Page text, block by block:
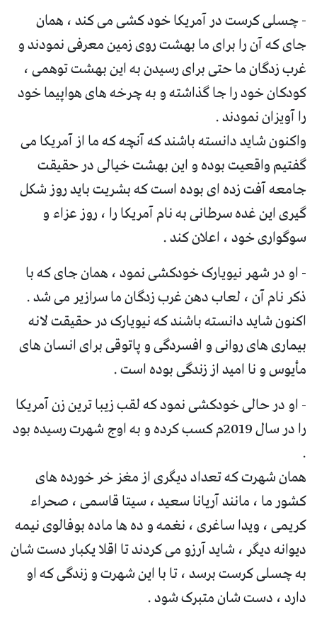
- چسلی کرست در آمریکا خود کشی می کند ، همان
جای که آن را برای ما بهشت روی زمین معرفی نمودند و
غرب زدگان ما حتی برای رسیدن به این بهشت توهمی ،
کودکان خود را جا گذاشته و به چرخه های هواپیما خود
را آویزان نمودند .
واکنون شاید دانسته باشند که آنچه که ما از آمریکا می
گفتیم واقعیت بوده و این بهشت خیالی در حقیقت
جامعه آفت زده ای بوده است که بشریت باید روز شکل
گیری این غده سرطانی به نام آمریکا را ، روز عزاء و
سوگواری خود ، اعلان کند .
- او در شهر نیویارک خودکشی نمود ، همان جای که با
ذکر نام آن ، لعاب دهن غرب زدگان ما سرازیر می شد .
اکنون شاید دانسته باشند که نیویارک در حقیقت لانه
بیماری های روانی و افسردگی و پاتوقی برای انسان های
مأیوس و نا امید از زندگی بوده است .
- او در حالی خودکشی نمود که لقب زیبا ترین زن آمریکا
را در سال 2019م کسب کرده و به اوج شهرت رسیده بود
.
همان شهرت که تعداد دیگری از مغز خر خورده های
کشور ما ، مانند آریانا سعید ، سیتا قاسمی ، صحراء
کریمی ، ویدا ساغری ، نغمه و ده ها ماده بوفالوی نیمه
دیوانه دیگر ، شاید آرزو می کردند تا اقلا یکبار دست شان
به چسلی کرست برسد ، تا با این شهرت و زندگی که او
دارد ، دست شان متبرک شود .